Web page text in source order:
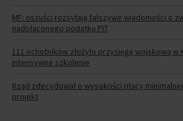
MF: oszuści rozsyłają fałszywe wiadomości o
nadpłaconego podatku PIT
111 ochotników złożyło przysięgę wojskową w
intensywne szkolenie
Rząd zdecydował o wysokości płacy
projekt